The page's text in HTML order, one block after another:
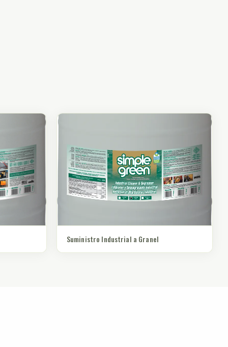
Suministro Industrial a Granel